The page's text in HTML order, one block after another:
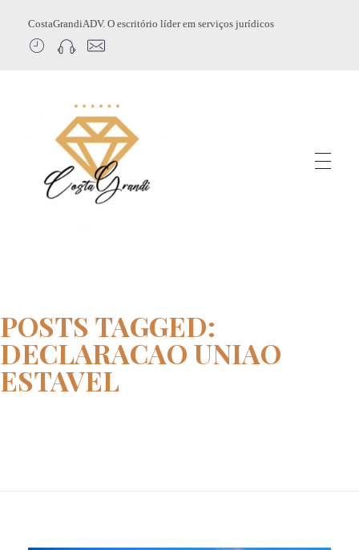
CostaGrandiADV. O escritório líder em serviços jurídicos
POSTS TAGGED:
DECLARACAO UNIAO
ESTAVEL